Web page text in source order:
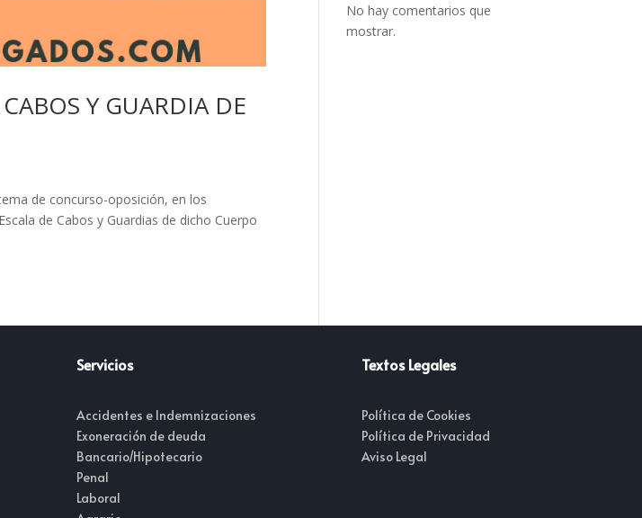
Y GUARDIA DE
de concurso-oposición, en los
de Cabos y Guardias de dicho Cuerpo
No hay comentarios que
mostrar.
Servicios
Accidentes e Indemnizaciones
Exoneración de deuda
Bancario/Hipotecario
Penal
Laboral
Textos Legales
Política de Cookies
Política de Privacidad
Aviso Legal